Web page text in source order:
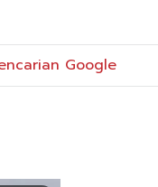
Google